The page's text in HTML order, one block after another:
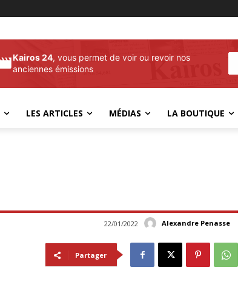
Kairos 24, vous permet de voir ou revoir nos
anciennes émissions
LES ARTICLES MÉDIAS LA BOUTIQUE
Alexandre Penasse
22/01/2022
Partager